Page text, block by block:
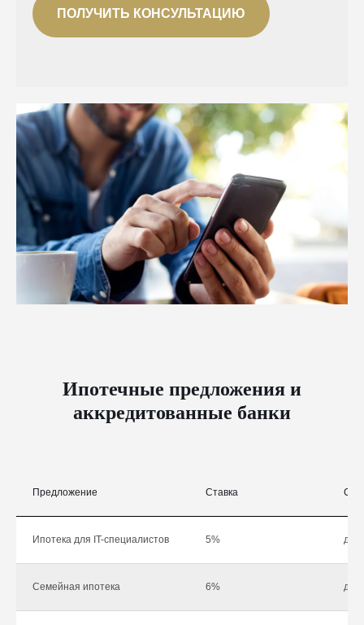
ПОЛУЧИТЬ КОНСУЛЬТАЦИЮ
Ипотечные предложения и
аккредитованные банки
Предложение Ставка
Ипотека для IT-специалистов 5% до
Семейная ипотека 6% до